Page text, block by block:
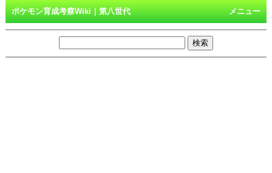
メニュー
ポケモン育成考察Wiki｜第八世代